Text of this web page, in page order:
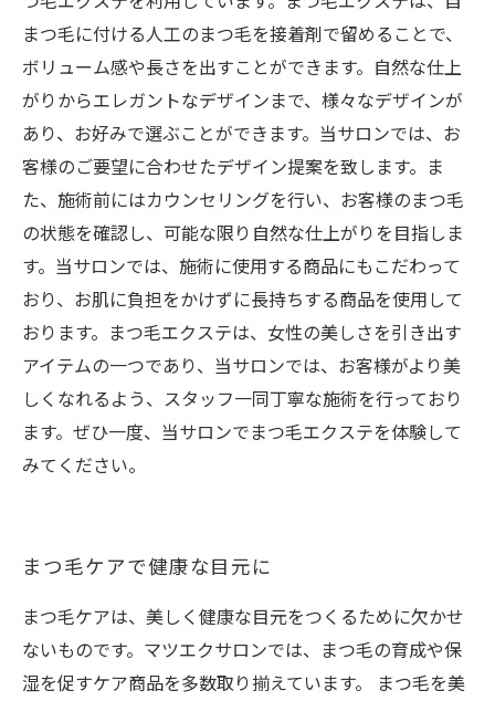
まつ毛に付ける人工のまつ毛を接着剤で留めることで、
ボリューム感や長さを出すことができます。自然な仕上
がりからエレガントなデザインまで、様々なデザインが
あり、お好みで選ぶことができます。当サロンでは、お
客様のご要望に合わせたデザイン提案を致します。ま
た、施術前にはカウンセリングを行い、お客様のまつ毛
の状態を確認し、可能な限り自然な仕上がりを目指しま
す。当サロンでは、施術に使用する商品にもこだわって
おり、お肌に負担をかけずに長持ちする商品を使用して
おります。まつ毛エクステは、女性の美しさを引き出す
アイテムの一つであり、当サロンでは、お客様がより美
しくなれるよう、スタッフ一同丁寧な施術を行っており
ます。ぜひ一度、当サロンでまつ毛エクステを体験して
みてください。
まつ毛ケアで健康な目元に
まつ毛ケアは、美しく健康な目元をつくるために欠かせ
ないものです。マツエクサロンでは、まつ毛の育成や保
湿を促すケア商品を多数取り揃えています。 まつ毛を美